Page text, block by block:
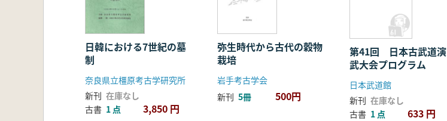
日韓における7世紀の墓
制
奈良県立橿原考古学研究所
新刊 在庫なし
古書 1 点 3,850 円
弥生時代から古代の穀物
栽培
岩手考古学会
新刊 5冊 500円
第41回 日本古武道演
武大会プログラム
日本武道館
新刊 在庫なし
古書 1 点 633 円